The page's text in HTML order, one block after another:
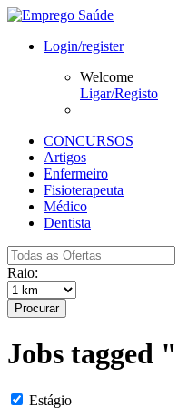
Login/register
Welcome
Ligar/Registo
CONCURSOS
Artigos
Enfermeiro
Fisioterapeuta
Médico
Dentista
Raio:
Procurar
Jobs tagged
Estágio